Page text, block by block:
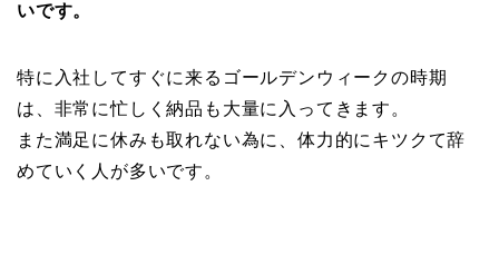
いです。
特に入社してすぐに来るゴールデンウィークの時期
は、非常に忙しく納品も大量に入ってきます。
また満足に休みも取れない為に、体力的にキツクて辞
めていく人が多いです。